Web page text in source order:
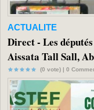
ACTUALITE
Direct - Les
Aissata Tall Sall,
(0 vote) | 0